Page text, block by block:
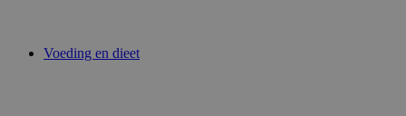
Voeding en dieet